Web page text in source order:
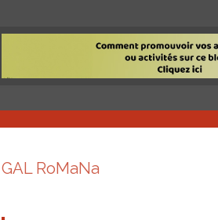
GAL RoMaNa